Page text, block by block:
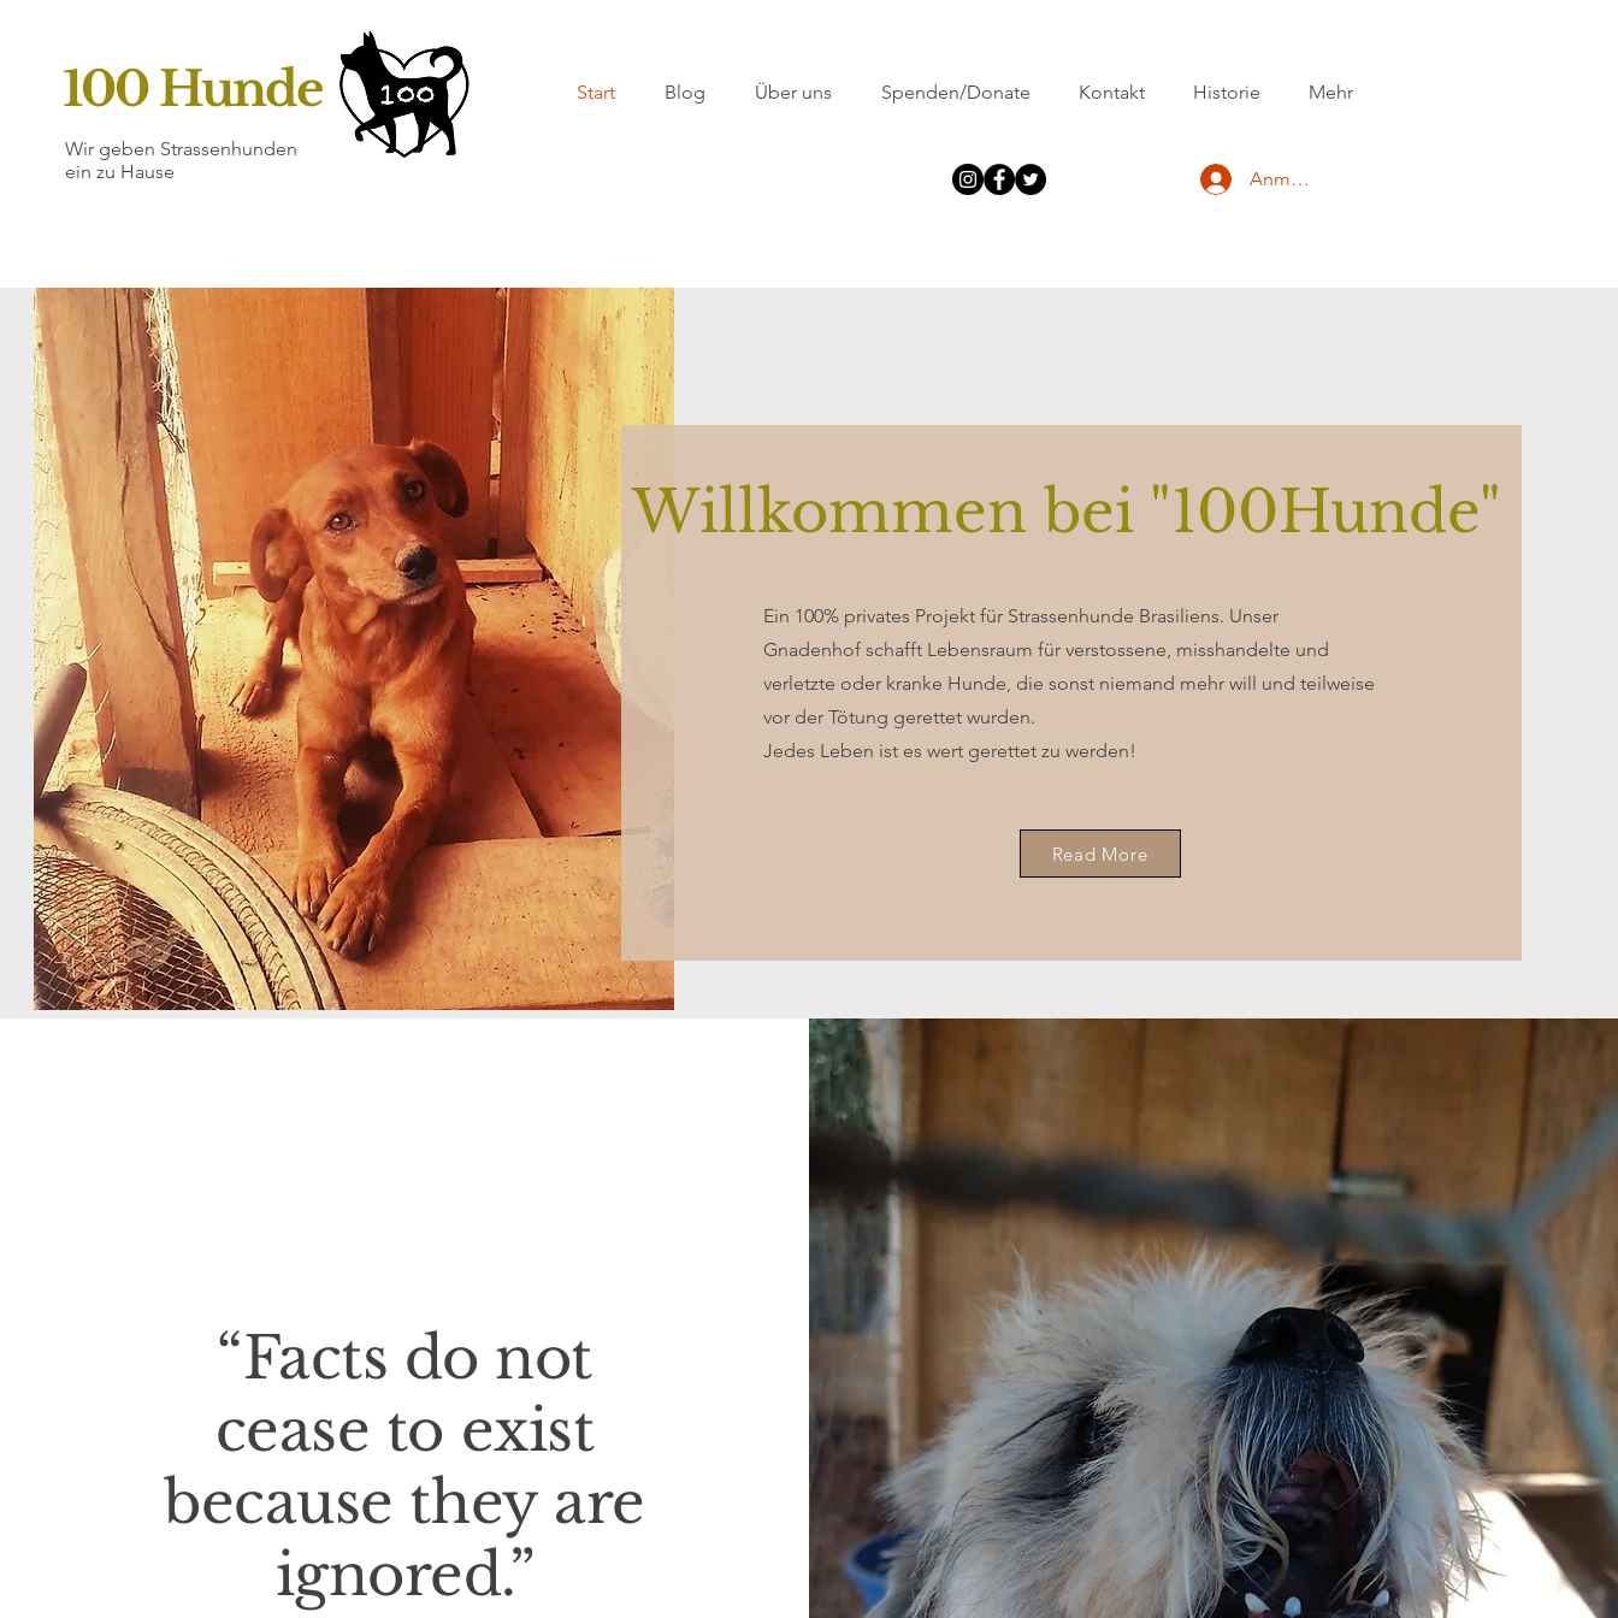
100 Hunde
Wir geben Strassenhunden
ein zu Hause
Start Blog Über uns Spenden/Donate Kontakt Historie Mehr
Anmelden
Willkommen bei "100Hunde"
Ein 100% privates Projekt für Strassenhunde Brasiliens. Unser
Gnadenhof schafft Lebensraum für verstossene, misshandelte und
verletzte oder kranke Hunde, die sonst niemand mehr will und teilweise
vor der Tötung gerettet wurden.
Jedes Leben ist es wert gerettet zu werden!
Read More
“Facts do not
cease to exist
because they are
ignored.”